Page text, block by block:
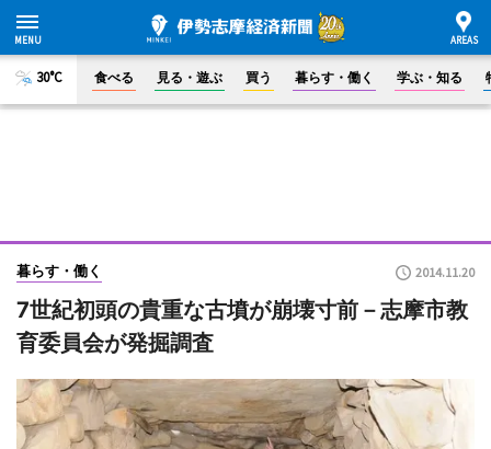
30°C 食べる 見る・遊ぶ 買う 暮らす・働く 学ぶ・知る
暮らす・働く 2014.11.20
7世紀初頭の貴重な古墳が崩壊寸前－志摩市教
育委員会が発掘調査